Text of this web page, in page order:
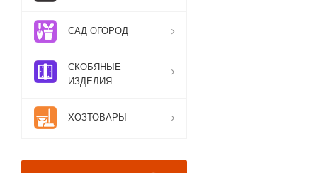
САД ОГОРОД
СКОБЯНЫЕ
ИЗДЕЛИЯ
ХОЗТОВАРЫ